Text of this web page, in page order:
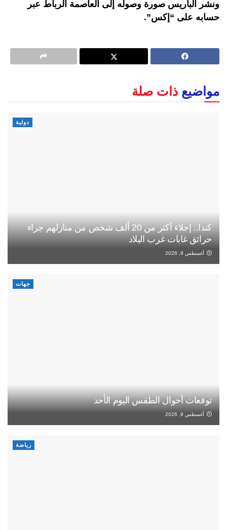
ونشر ألباريس صورة وصوله إلى العاصمة الرباط عبر
حسابه على “إكس”.
مواضيع ذات صلة
دولية
كندا.. إجلاء أكثر من 20 ألف شخص من منازلهم جراء
حرائق غابات غرب البلاد
أغسطس 9, 2026
جهات
توقعات أحوال الطقس اليوم الأحد
أغسطس 9, 2026
رياضة